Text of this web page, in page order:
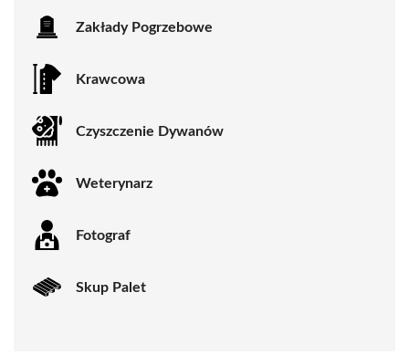
Zakłady Pogrzebowe
Krawcowa
Czyszczenie Dywanów
Weterynarz
Fotograf
Skup Palet